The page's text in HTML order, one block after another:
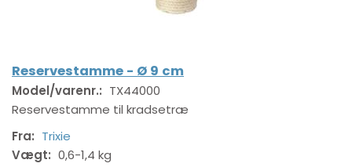
Reservestamme - Ø 9 cm
Model/varenr.: TX44000
Reservestamme til kradsetræ
Fra: Trixie
Vægt: 0,6-1,4 kg